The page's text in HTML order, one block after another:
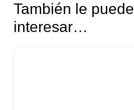
También le puede
interesar…